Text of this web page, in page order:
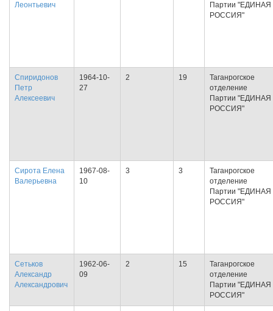
Леонтьевич
Партии "ЕДИНАЯ
РОССИЯ"
Спиридонов
Петр
Алексеевич
1964-10-
27
2 19
Таганрогское
отделение
Партии "ЕДИНАЯ
РОССИЯ"
Сирота Елена
Валерьевна
1967-08-
10
3 3
Таганрогское
отделение
Партии "ЕДИНАЯ
РОССИЯ"
Сетьков
Александр
Александрович
1962-06-
09
2 15
Таганрогское
отделение
Партии "ЕДИНАЯ
РОССИЯ"